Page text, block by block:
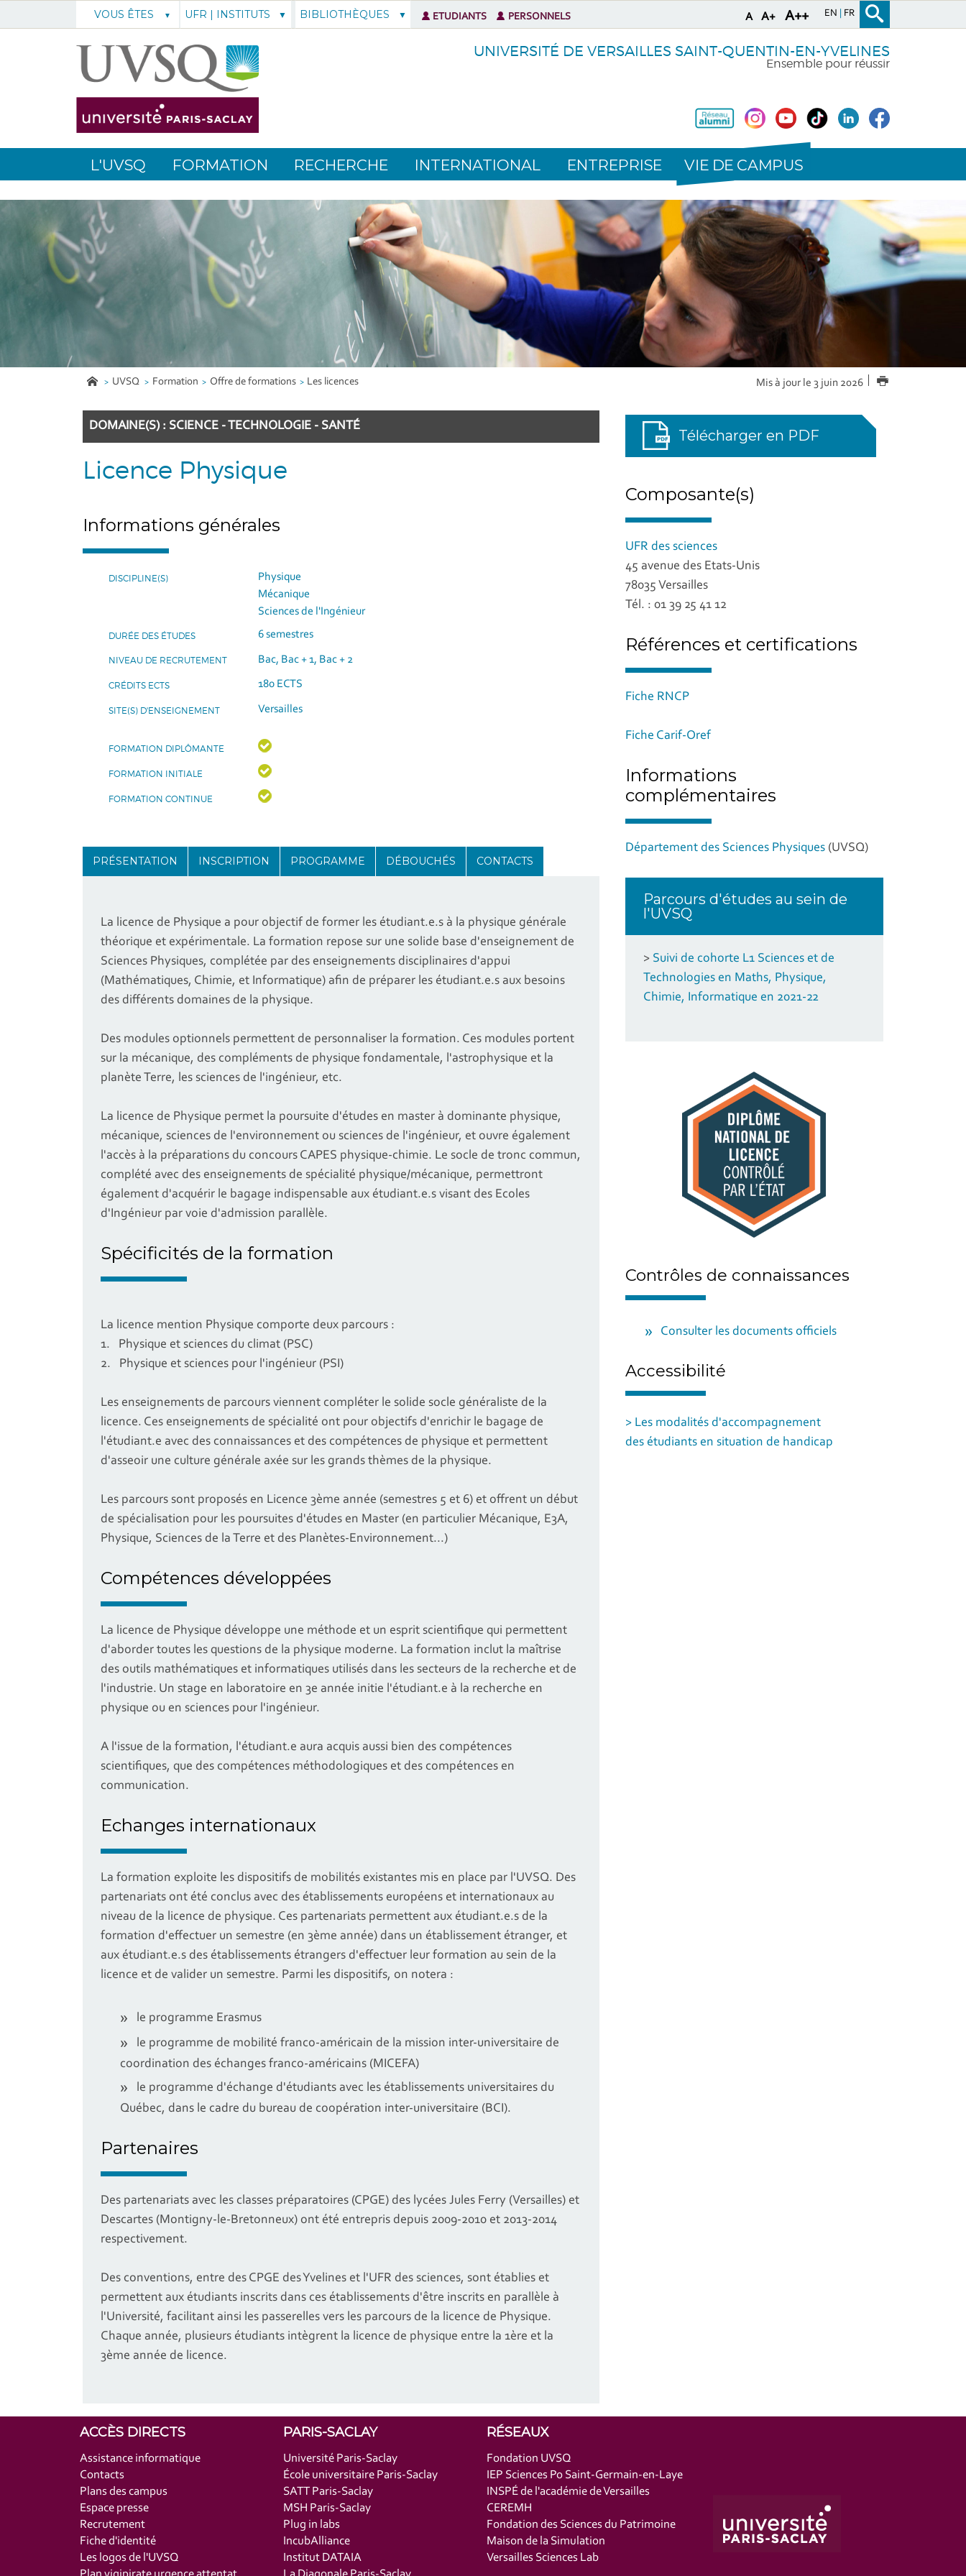
A A+ A++ EN FR
VOUS ÊTES
UNIVERSITÉ DE VERSAILLES SAINT-QUENTIN-EN-YVELINES
Ensemble pour réussir
L'UVSQ FORMATION RECHERCHE INTERNATIONAL ENTREPRISE VIE DE CAMPUS
UVSQ Formation Offre de formations Les licences
DOMAINE(S) : SCIENCE - TECHNOLOGIE - SANTÉ
Mis à jour le 3 juin 2026 IMPRIMER
Licence Physique
Informations générales
DISCIPLINE(S)
Physique
Mécanique
Sciences de l'Ingénieur
DURÉE DES ÉTUDES 6 semestres
NIVEAU DE RECRUTEMENT Bac, Bac + 1, Bac + 2
CRÉDITS ECTS 180 ECTS
SITE(S) D'ENSEIGNEMENT Versailles
FORMATION DIPLÔMANTE
FORMATION INITIALE
FORMATION CONTINUE
PRÉSENTATION INSCRIPTION PROGRAMME DÉBOUCHÉS CONTACTS
La licence de Physique a pour objectif de former les étudiant.e.s à la physique générale
théorique et expérimentale. La formation repose sur une solide base d'enseignement de
Sciences Physiques, complétée par des enseignements disciplinaires d'appui
(Mathématiques, Chimie, et Informatique) afin de préparer les étudiant.e.s aux besoins
des différents domaines de la physique.
Des modules optionnels permettent de personnaliser la formation. Ces modules portent
sur la mécanique, des compléments de physique fondamentale, l'astrophysique et la
planète Terre, les sciences de l'ingénieur, etc.
La licence de Physique permet la poursuite d'études en master à dominante physique,
mécanique, sciences de l'environnement ou sciences de l'ingénieur, et ouvre également
l'accès à la préparations du concours CAPES physique-chimie. Le socle de tronc commun,
complété avec des enseignements de spécialité physique/mécanique, permettront
également d'acquérir le bagage indispensable aux étudiant.e.s visant des Ecoles
d'Ingénieur par voie d'admission parallèle.
Spécificités de la formation
La licence mention Physique comporte deux parcours :
1. Physique et sciences du climat (PSC)
2. Physique et sciences pour l'ingénieur (PSI)
Les enseignements de parcours viennent compléter le solide socle généraliste de la
licence. Ces enseignements de spécialité ont pour objectifs d'enrichir le bagage de
l'étudiant.e avec des connaissances et des compétences de physique et permettent
d'asseoir une culture générale axée sur les grands thèmes de la physique.
Les parcours sont proposés en Licence 3ème année (semestres 5 et 6) et offrent un début
de spécialisation pour les poursuites d'études en Master (en particulier Mécanique, E3A,
Physique, Sciences de la Terre et des Planètes-Environnement...)
Compétences développées
La licence de Physique développe une méthode et un esprit scientifique qui permettent
d'aborder toutes les questions de la physique moderne. La formation inclut la maîtrise
des outils mathématiques et informatiques utilisés dans les secteurs de la recherche et de
l'industrie. Un stage en laboratoire en 3e année initie l'étudiant.e à la recherche en
physique ou en sciences pour l'ingénieur.
A l'issue de la formation, l'étudiant.e aura acquis aussi bien des compétences
scientifiques, que des compétences méthodologiques et des compétences en
communication.
Echanges internationaux
La formation exploite les dispositifs de mobilités existantes mis en place par l'UVSQ. Des
partenariats ont été conclus avec des établissements européens et internationaux au
niveau de la licence de physique. Ces partenariats permettent aux étudiant.e.s de la
formation d'effectuer un semestre (en 3ème année) dans un établissement étranger, et
aux étudiant.e.s des établissements étrangers d'effectuer leur formation au sein de la
licence et de valider un semestre. Parmi les dispositifs, on notera :
le programme Erasmus
le programme de mobilité franco-américain de la mission inter-universitaire de
coordination des échanges franco-américains (MICEFA)
le programme d'échange d'étudiants avec les établissements universitaires du
Québec, dans le cadre du bureau de coopération inter-universitaire (BCI).
Partenaires
Des partenariats avec les classes préparatoires (CPGE) des lycées Jules Ferry (Versailles) et
Descartes (Montigny-le-Bretonneux) ont été entrepris depuis 2009-2010 et 2013-2014
respectivement.
Des conventions, entre des CPGE des Yvelines et l'UFR des sciences, sont établies et
permettent aux étudiants inscrits dans ces établissements d'être inscrits en parallèle à
l'Université, facilitant ainsi les passerelles vers les parcours de la licence de Physique.
Chaque année, plusieurs étudiants intègrent la licence de physique entre la 1ère et la
3ème année de licence.
Télécharger en PDF
Composante(s)
UFR des sciences
45 avenue des Etats-Unis
78035 Versailles
Tél. : 01 39 25 41 12
Références et certifications
Fiche RNCP
Fiche Carif-Oref
Informations
complémentaires
Département des Sciences Physiques(UVSQ)
Parcours d'études au sein de
l'UVSQ
> Suivi de cohorte L1 Sciences et de
Technologies en Maths, Physique,
Chimie, Informatique en 2021-22
Contrôles de connaissances
Consulter les documents officiels
Accessibilité
> Les modalités d'accompagnement
des étudiants en situation de handicap
UFR | INSTITUTS BIBLIOTHÈQUES ETUDIANTS PERSONNELS
ACCÈS DIRECTS
Assistance informatique
Contacts
Plans des campus
Espace presse
Recrutement
Fiche d'identité
Les logos de l'UVSQ
PARIS-SACLAY
Université Paris-Saclay
École universitaire Paris-Saclay
SATT Paris-Saclay
MSH Paris-Saclay
Plug in labs
IncubAlliance
Institut DATAIA
RÉSEAUX
Fondation UVSQ
IEP Sciences Po Saint-Germain-en-Laye
INSPÉ de l'académie de Versailles
CEREMH
Fondation des Sciences du Patrimoine
Maison de la Simulation
Versailles Sciences Lab